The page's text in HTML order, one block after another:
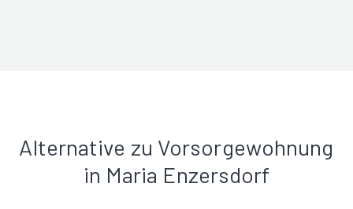
Alternative zu Vorsorgewohnung
in Maria Enzersdorf